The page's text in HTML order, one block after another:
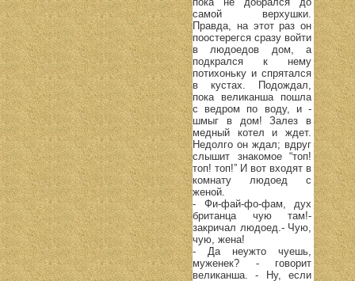
самой верхушки.
Правда, на этот раз он
поостерегся сразу войти
в людоедов дом, а
подкрался к нему
потихоньку и спрятался
в кустах. Подождал,
пока великанша пошла
с ведром по воду, и -
шмыг в дом! Залез в
медный котел и ждет.
Недолго он ждал; вдруг
слышит знакомое “топ!
топ! топ!” И вот входят в
комнату людоед с
женой.
- Фи-фай-фо-фам, дух
британца чую там!-
закричал людоед.- Чую,
чую, жена!
- Да неужто чуешь,
муженек? - говорит
великанша. - Ну, если